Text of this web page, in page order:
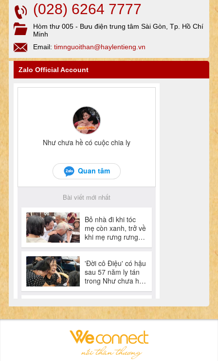
(028) 6264 7777
Hòm thư 005 - Bưu điện trung tâm Sài Gòn, Tp. Hồ Chí
Minh
Email: timnguoithan@haylentieng.vn
Zalo Official Account